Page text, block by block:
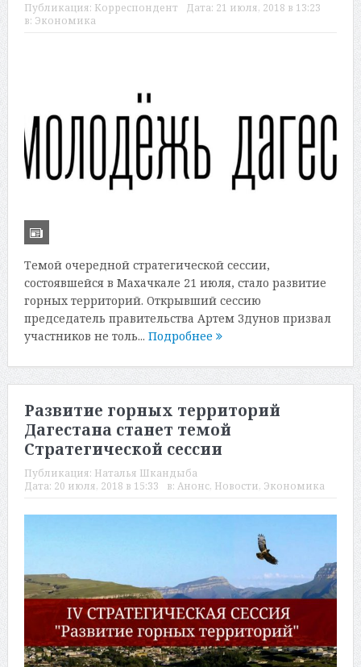
Публикация: Корреспондент Дата: 21 июля, 2018 в 13:23
в: Экономика
Темой очередной стратегической сессии,
состоявшейся в Махачкале 21 июля, стало развитие
горных территорий. Открывший сессию
председатель правительства Артем Здунов призвал
участников не толь... Подробнее
Развитие горных территорий
Дагестана станет темой
Стратегической сессии
Публикация: Наталья Шкандыба
Дата: 20 июля, 2018 в 15:33 в: Анонс, Новости, Экономика